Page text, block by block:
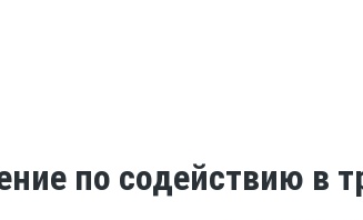
по содействию в